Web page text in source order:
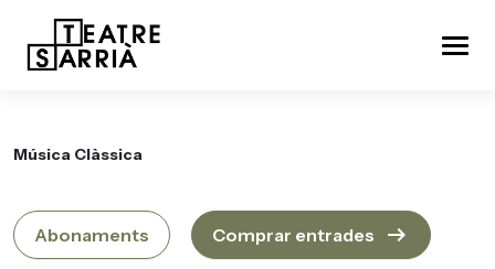
Música Clàssica
Abonaments Comprar entrades arrow_right_alt